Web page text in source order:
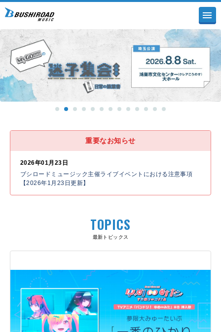
重要なお知らせ
2026年01月23日
ブシロードミュージック主催ライブイベントにおける注意事項
【2026年1月23日更新】
TOPICS
最新トピックス